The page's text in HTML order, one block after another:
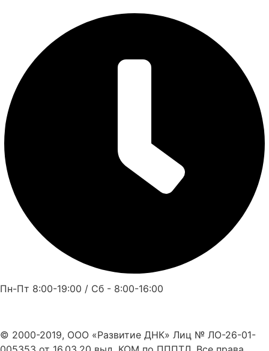
Пн-Пт 8:00-19:00 / Сб - 8:00-16:00
© 2000-2019, ООО «Развитие ДНК» Лиц № ЛО-26-01-